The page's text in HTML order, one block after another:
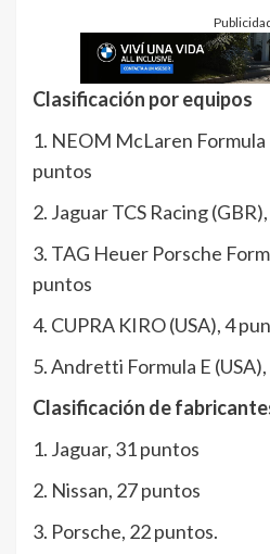
Clasificación por equipos
1. NEOM McLaren Formula
puntos
2. Jaguar TCS Racing
3. TAG Heuer Porsche
puntos
4. CUPRA KIRO (USA), 4
5. Andretti Formula E
Clasificación de
1. Jaguar, 31 puntos
2. Nissan, 27 puntos
3. Porsche, 22 puntos.